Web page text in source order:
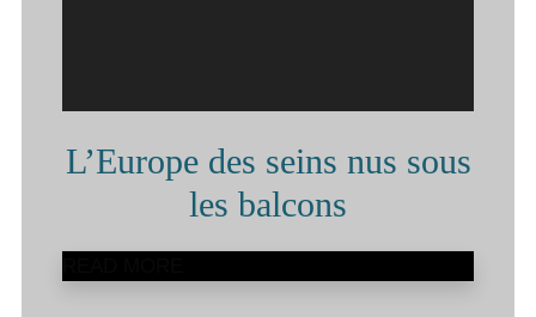
L’Europe des seins nus sous
les balcons